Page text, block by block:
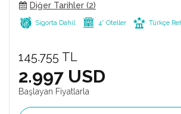
Diğer Tarihler (2)
Sigorta Dahil 4* Oteller Türkçe
145.755 TL
2.997 USD
Başlayan Fiyatlarla